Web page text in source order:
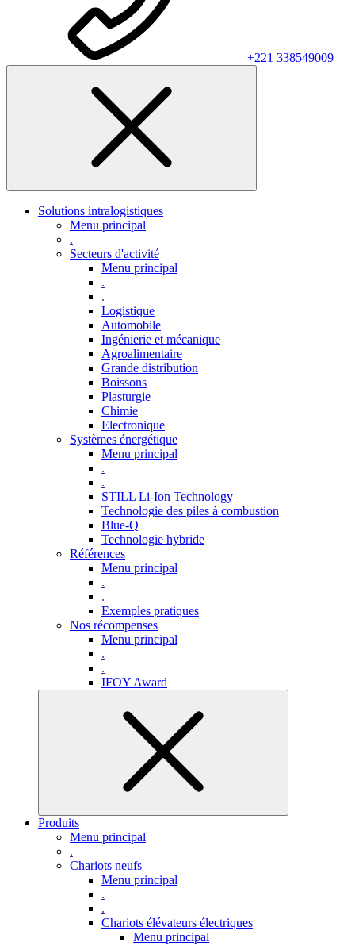
+221 338549009
Solutions intralogistiques
Menu principal
.
Secteurs d'activité
Menu principal
.
.
Logistique
Automobile
Ingénierie et mécanique
Agroalimentaire
Grande distribution
Boissons
Plasturgie
Chimie
Electronique
Systèmes énergétique
Menu principal
.
.
STILL Li-Ion Technology
Technologie des piles à combustion
Blue-Q
Technologie hybride
Références
Menu principal
.
.
Exemples pratiques
Nos récompenses
Menu principal
.
.
IFOY Award
Produits
Menu principal
.
Chariots neufs
Menu principal
.
.
Chariots élévateurs électriques
Menu principal